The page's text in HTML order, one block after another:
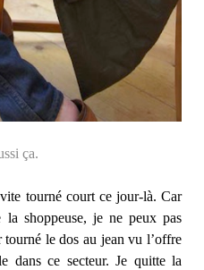
ça.
tourné court ce jour-là. Car
shoppeuse, je ne peux pas
le dos au jean vu l’offre
dans ce secteur. Je quitte la